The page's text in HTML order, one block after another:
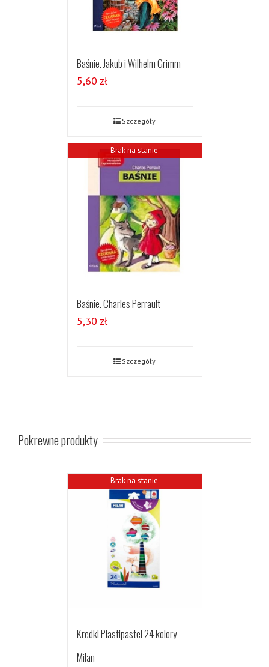
Baśnie. Jakub i Wilhelm Grimm
5,60 zł
Szczegóły
Brak na stanie
Baśnie. Charles Perrault
5,30 zł
Szczegóły
Pokrewne produkty
Brak na stanie
Kredki Plastipastel 24 kolory
Milan